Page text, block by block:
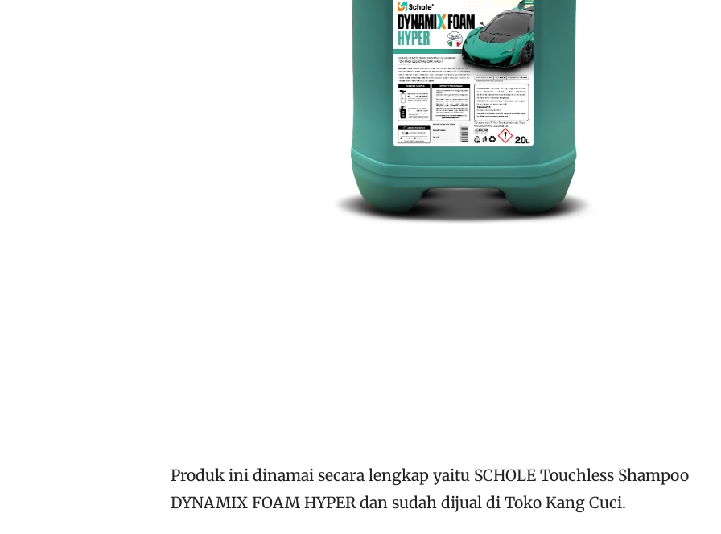
Produk ini dinamai secara lengkap yaitu SCHOLE Touchless Shampoo
DYNAMIX FOAM HYPER dan sudah dijual di Toko Kang Cuci.